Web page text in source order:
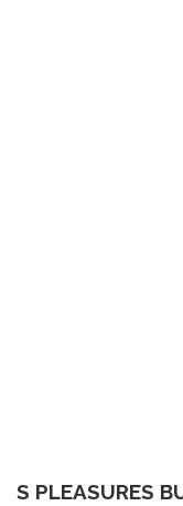
S PLEASURES